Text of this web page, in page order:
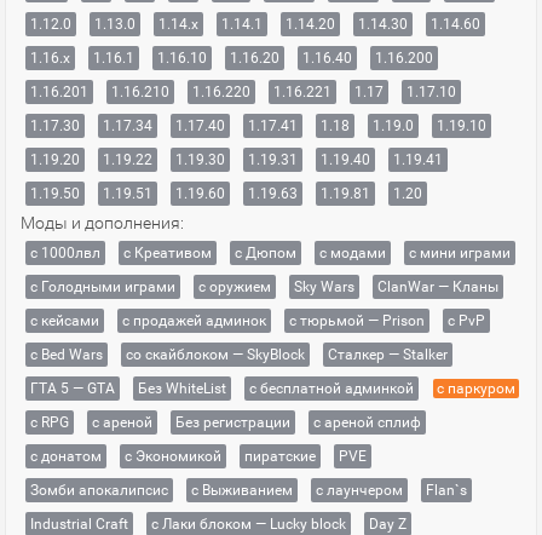
1.12.0
1.13.0 1.14.x 1.14.1 1.14.20 1.14.30
1.14.60
1.16.x
1.16.1 1.16.10 1.16.20 1.16.40
1.16.200
1.16.201
1.16.210 1.16.220 1.16.221 1.17
1.17.10
1.17.30
1.17.34 1.17.40 1.17.41 1.18 1.19.0
1.19.10
1.19.20
1.19.22 1.19.30 1.19.31 1.19.40
1.19.41
1.19.50
1.19.51 1.19.60 1.19.63 1.19.81 1.20
Моды и дополнения:
с 1000лвл c Креативом с Дюпом с модами
с мини играми
с Голодными играми
с оружием Sky Wars
ClanWar — Кланы
с кейсами
с продажей админок с тюрьмой — Prison
с PvP
с Bed Wars
со скайблоком — SkyBlock
Сталкер — Stalker
ГТА 5 — GTA
Без WhiteList с бесплатной админкой
с паркуром
с RPG
с ареной Без регистрации
с ареной сплиф
с донатом
с Экономикой пиратские
PVE
Зомби апокалипсис
с Выживанием с лаунчером
Flan`s
Industrial Craft
с Лаки блоком — Lucky block
Day Z